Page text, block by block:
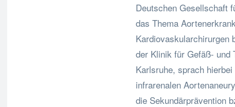
Deutschen Gesellschaft
das Thema
Kardiovaskularchirurgen
der Klinik für Gefäß- und
Karlsruhe, sprach
infrarenalen
die Sekundärprävention